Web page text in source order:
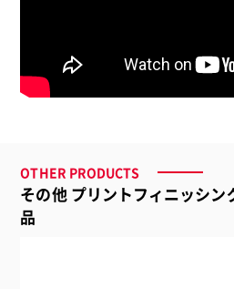
用紙サイズ（最大）
用紙サイズ（最小）
200×200㎜
用紙厚
115～600ｇ/
最大堆積高
OTHER PRODUCTS
その他 プリントフィニッシ
品